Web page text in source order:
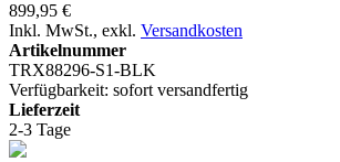
899,95 €
Inkl. MwSt., exkl. Versandkosten
Artikelnummer
TRX88296-S1-BLK
Verfügbarkeit: sofort versandfertig
Lieferzeit
2-3 Tage